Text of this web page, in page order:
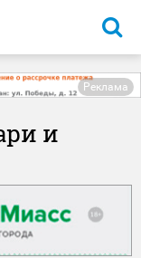
Реклама
и